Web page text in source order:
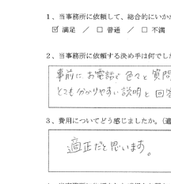
お客様の声
〒
兵庫県西宮市甲風
まずはお気